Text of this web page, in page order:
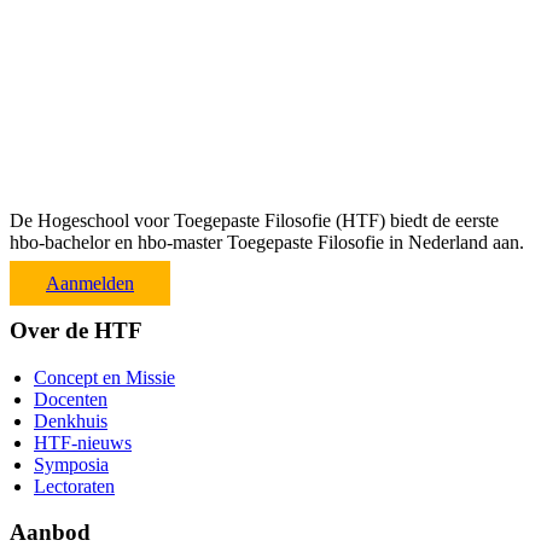
De Hogeschool voor Toegepaste Filosofie (HTF) biedt de eerste
hbo-bachelor en hbo-master Toegepaste Filosofie in Nederland aan.
Aanmelden
Over de HTF
Concept en Missie
Docenten
Denkhuis
HTF-nieuws
Symposia
Lectoraten
Aanbod